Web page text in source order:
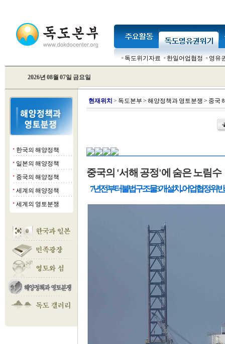
독도위기자료 한일어업협정 영유
2026년 08월 07일 금요일
■ 한국의 해양정책
■ 일본의 해양정책
■ 중국의 해양정책
■ 세계의 해양정책
■ 세계의 영토분쟁
현재위치 > 독도본부 > 해양정책과 영토분쟁 > 중국
중국의 '서해 공정'에 숨은 노림수
7년 전부터 불법 구조물 3개 설치...어업협정 위